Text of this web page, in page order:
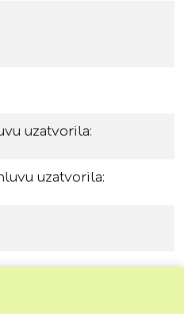
uzatvorila:
uzatvorila: